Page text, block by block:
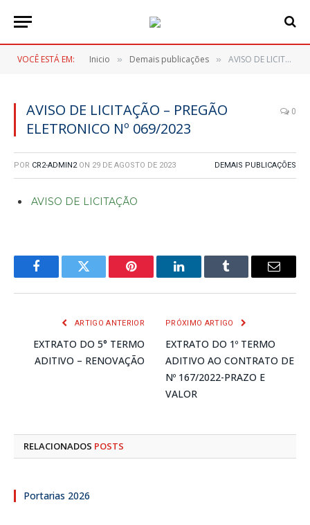
VOCÊ ESTÁ EM: Inicio » Demais publicações » AVISO DE LICITAÇÃO – PREGÃO ELETRONICO Nº 069/2023
AVISO DE LICITAÇÃO – PREGÃO
ELETRONICO Nº 069/2023
0
POR CR2-ADMIN2 ON 29 DE AGOSTO DE 2023 DEMAIS PUBLICAÇÕES
AVISO DE LICITAÇÃO
FacebookTwitter Pinterest LinkedInTumblr
E-
ARTIGO ANTERIOR
EXTRATO DO 5° TERMO
ADITIVO – RENOVAÇÃO
PRÓXIMO ARTIGO
EXTRATO DO 1º TERMO
ADITIVO AO CONTRATO DE
Nº 167/2022-PRAZO E
VALOR
RELACIONADOS POSTS
Portarias 2026